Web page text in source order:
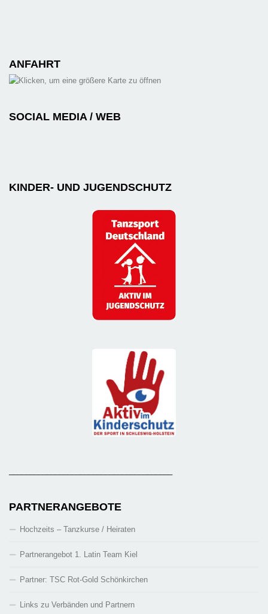
ANFAHRT
SOCIAL MEDIA / WEB
KINDER- UND JUGENDSCHUTZ
PARTNERANGEBOTE
Hochzeits – Tanzkurse / Heiraten
Partnerangebot 1. Latin Team Kiel
Partner: TSC Rot-Gold Schönkirchen
Links zu Verbänden und Partnern